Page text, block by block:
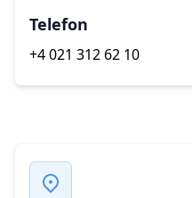
Telefon
+4 021 312 62 10